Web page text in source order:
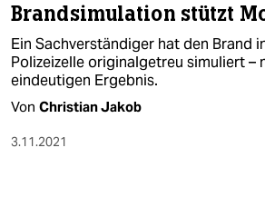
Brandsimulation stützt
Ein Sachverständiger hat den Brand
Polizeizelle originalgetreu simuliert –
eindeutigen Ergebnis.
Von Christian Jakob
3.11.2021